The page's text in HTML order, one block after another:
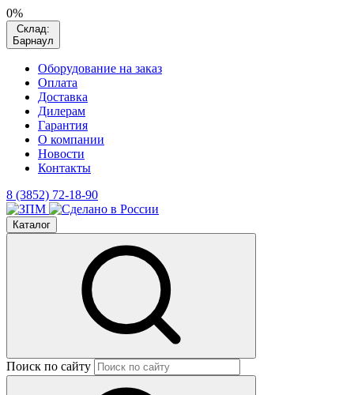
0%
Склад:
Барнаул
Оборудование на заказ
Оплата
Доставка
Дилерам
Гарантия
О компании
Новости
Контакты
8 (3852) 72-18-90
Каталог
Поиск по сайту